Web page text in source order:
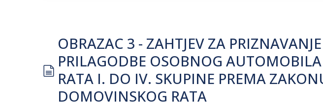
document
OBRAZAC 3 - ZAHTJEV ZA
PRILAGODBE OSOBNOG
RATA I. DO IV. SKUPINE PREMA
DOMOVINSKOG RATA